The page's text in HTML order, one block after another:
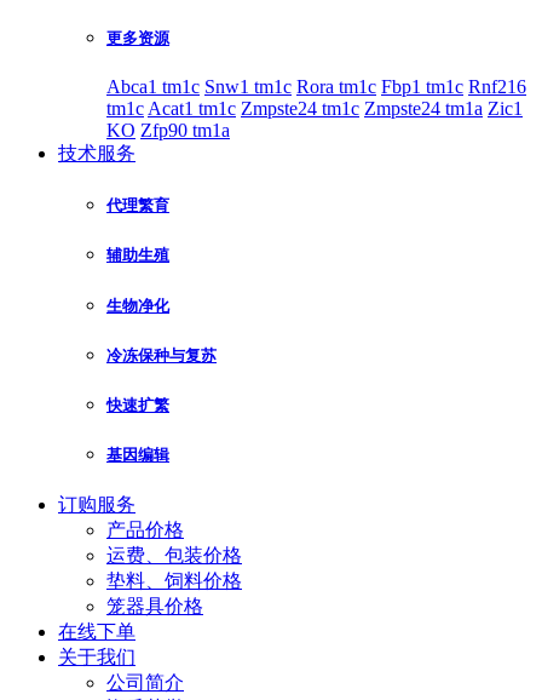
更多资源
Abca1 tm1c Snw1 tm1c Rora tm1c Fbp1 tm1c Rnf216
tm1c Acat1 tm1c Zmpste24 tm1c Zmpste24 tm1a Zic1
KO Zfp90 tm1a
技术服务
代理繁育
辅助生殖
生物净化
冷冻保种与复苏
快速扩繁
基因编辑
订购服务
产品价格
运费、包装价格
垫料、饲料价格
笼器具价格
在线下单
关于我们
公司简介